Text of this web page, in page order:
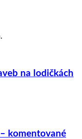
na lodičkách
komentované